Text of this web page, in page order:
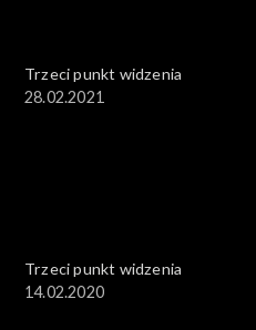
Trzeci punkt widzenia
28.02.2021
Trzeci punkt widzenia
14.02.2020